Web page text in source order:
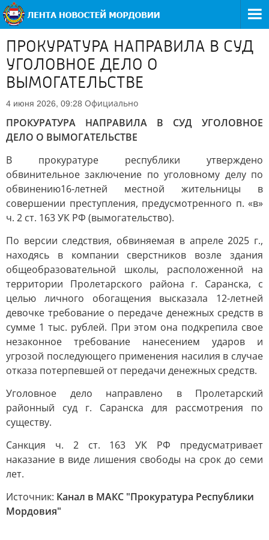
ПРОКУРАТУРА НАПРАВИЛА В СУД
УГОЛОВНОЕ ДЕЛО О
ВЫМОГАТЕЛЬСТВЕ
4 июня 2026, 09:28 Официально
ПРОКУРАТУРА НАПРАВИЛА В СУД УГОЛОВНОЕ
ДЕЛО О ВЫМОГАТЕЛЬСТВЕ
В прокуратуре республики утверждено
обвинительное заключение по уголовному делу по
обвинению16-летней местной жительницы в
совершении преступления, предусмотренного п. «в»
ч. 2 ст. 163 УК РФ (вымогательство).
По версии следствия, обвиняемая в апреле 2025 г.,
находясь в компании сверстников возле здания
общеобразовательной школы, расположенной на
территории Пролетарского района г. Саранска, с
целью личного обогащения высказала 12-летней
девочке требование о передаче денежных средств в
сумме 1 тыс. рублей. При этом она подкрепила свое
незаконное требование нанесением ударов и
угрозой последующего применения насилия в случае
отказа потерпевшей от передачи денежных средств.
Уголовное дело направлено в Пролетарский
районный суд г. Саранска для рассмотрения по
существу.
Санкция ч. 2 ст. 163 УК РФ предусматривает
наказание в виде лишения свободы на срок до семи
лет.
Источник: Канал в МАКС "Прокуратура Республики
Мордовия"